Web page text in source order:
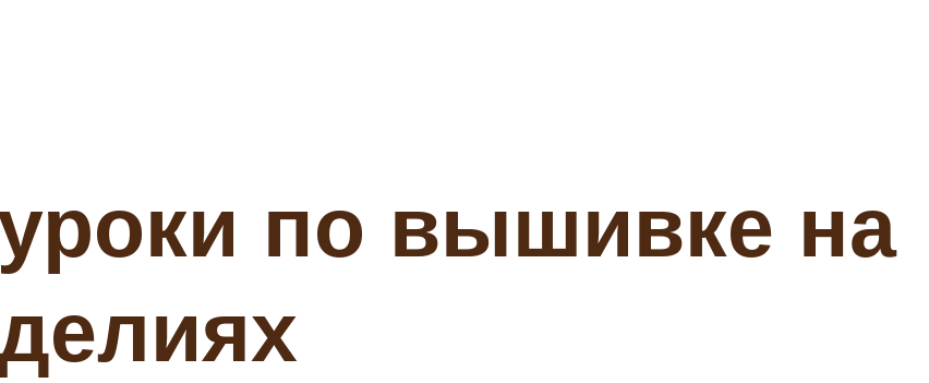
по вышивке на